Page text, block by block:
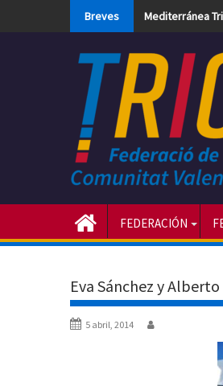
Breves Mediterránea
FEDERACIÓN
Eva Sánchez y
5 abril, 2014